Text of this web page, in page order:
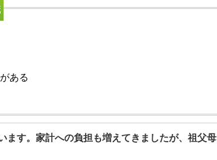
ある
ます。家計への負担も増えてきましたが、祖父